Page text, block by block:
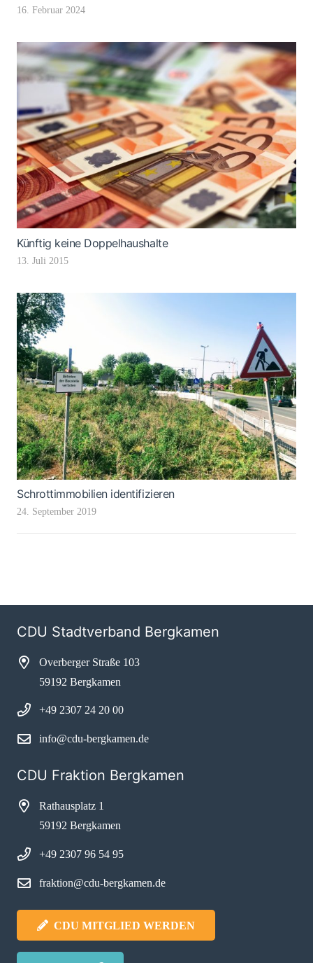
16. Februar 2024
Künftig keine Doppelhaushalte
13. Juli 2015
Schrottimmobilien identifizieren
24. September 2019
CDU Stadtverband Bergkamen
Overberger Straße 103
59192 Bergkamen
+49 2307 24 20 00
info@cdu-bergkamen.de
CDU Fraktion Bergkamen
Rathausplatz 1
59192 Bergkamen
+49 2307 96 54 95
fraktion@cdu-bergkamen.de
CDU MITGLIED WERDEN